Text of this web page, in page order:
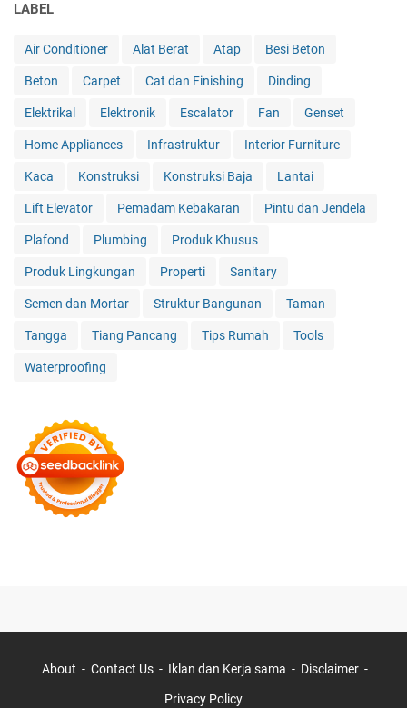
LABEL
Air Conditioner Alat Berat Atap Besi Beton
Beton Carpet Cat dan Finishing Dinding
Elektrikal Elektronik Escalator Fan Genset
Home Appliances Infrastruktur Interior Furniture
Kaca Konstruksi Konstruksi Baja Lantai
Lift Elevator Pemadam Kebakaran Pintu dan Jendela
Plafond Plumbing Produk Khusus
Produk Lingkungan Properti Sanitary
Semen dan Mortar Struktur Bangunan Taman
Tangga Tiang Pancang Tips Rumah Tools
Waterproofing
About Contact Us Iklan dan Kerja sama Disclaimer
Privacy Policy